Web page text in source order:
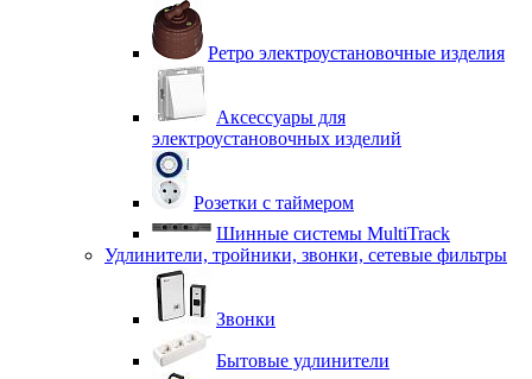
Ретро электроустановочные изделия
Аксессуары для
электроустановочных изделий
Розетки с таймером
Шинные системы MultiTrack
Удлинители, тройники, звонки, сетевые фильтры
Звонки
Бытовые удлинители